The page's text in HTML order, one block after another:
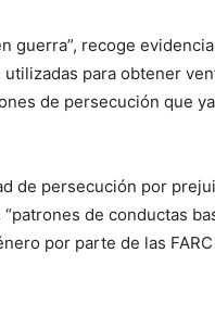
guerra”, recoge
para obtener
de persecución que
de persecución por
de conductas
por parte de las